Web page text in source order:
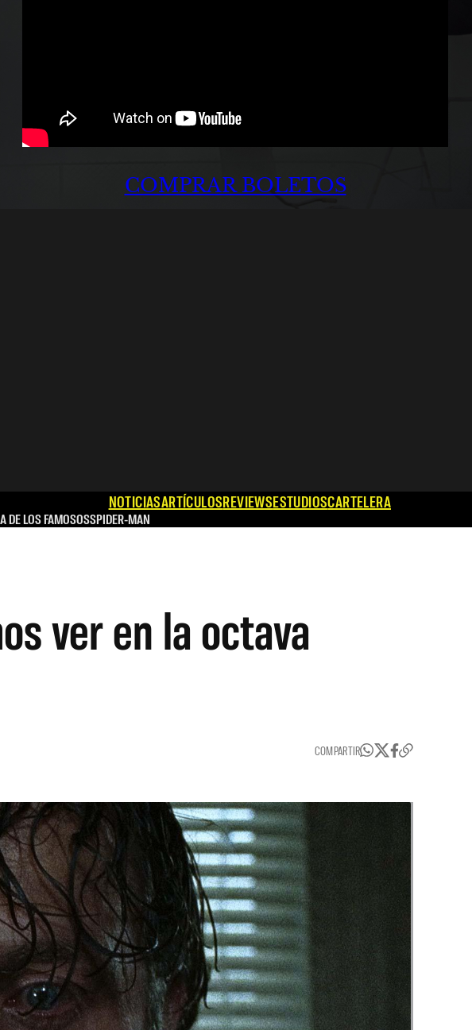
COMPRAR BOLETOS
NOTICIASARTÍCULOSREVIEWSESTUDIOSCARTELERA
DE LOS FAMOSOSSPIDER-MAN
ver en la octava
COMPARTIR